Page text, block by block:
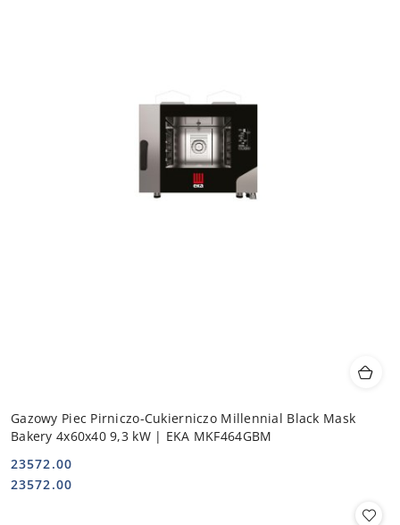
Gazowy Piec Pirniczo-Cukierniczo Millennial Black Mask
Bakery 4x60x40 9,3 kW | EKA MKF464GBM
Cena:
23572.00
Cena:
23572.00